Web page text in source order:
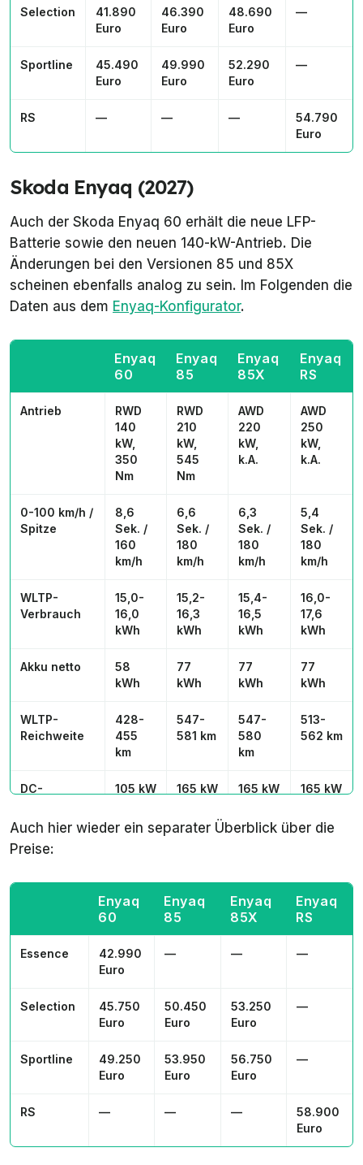
Selection
41.890
Euro
46.390
Euro
48.690
Euro
—
Sportline
45.490
Euro
49.990
Euro
52.290
Euro
—
RS — — —
54.790
Euro
Skoda Enyaq (2027)
Auch der Skoda Enyaq 60 erhält die neue LFP-
Batterie sowie den neuen 140-kW-Antrieb. Die
Änderungen bei den Versionen 85 und 85X
scheinen ebenfalls analog zu sein. Im Folgenden die
Daten aus dem Enyaq-Konfigurator.
Enyaq
60
Enyaq
85
Enyaq
85X
Enyaq
RS
Antrieb
RWD
140
kW,
350
Nm
RWD
210
kW,
545
Nm
AWD
220
kW,
k.A.
AWD
250
kW,
k.A.
0-100 km/h /
Spitze
8,6
Sek. /
160
km/h
6,6
Sek. /
180
km/h
6,3
Sek. /
180
km/h
5,4
Sek. /
180
km/h
WLTP-
Verbrauch
15,0-
16,0
kWh
15,2-
16,3
kWh
15,4-
16,5
kWh
16,0-
17,6
kWh
Akku netto
58
kWh
77
kWh
77
kWh
77
kWh
WLTP-
Reichweite
428-
455
km
547-
581 km
547-
580
km
513-
562 km
DC-
105 kW 165 kW 165 kW 165 kW
DC-
Ladedauer
1.000
2.000
kg
2.000
kg
2.200
kg
Auch hier wieder ein separater Überblick über die
Preise:
Enyaq
60
Enyaq
85
Enyaq
85X
Enyaq
RS
Essence
42.990
Euro
— — —
Selection
45.750
Euro
50.450
Euro
53.250
Euro
—
Sportline
49.250
Euro
53.950
Euro
56.750
Euro
—
RS — — —
58.900
Euro